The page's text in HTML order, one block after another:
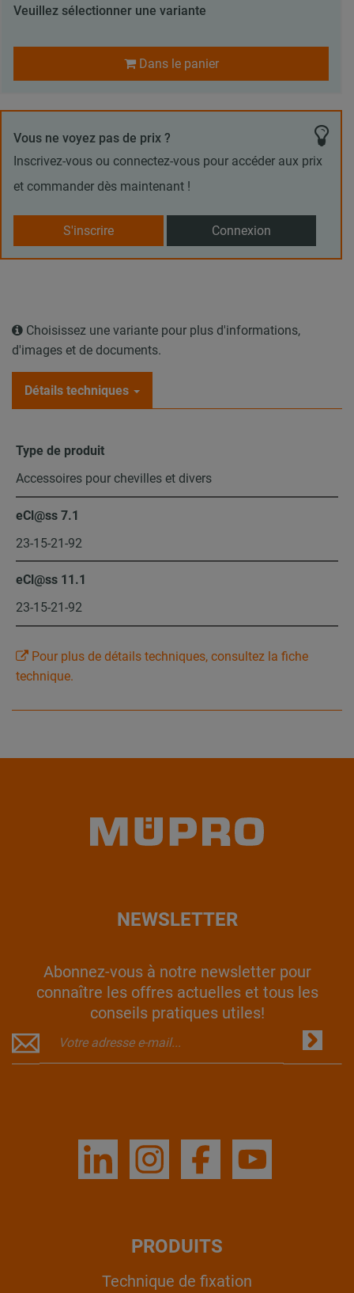
Veuillez sélectionner une variante
Dans le panier
Vous ne voyez pas de prix ?
Inscrivez-vous ou connectez-vous pour accéder aux prix
et commander dès maintenant !
S'inscrire Connexion
Choisissez une variante pour plus d'informations,
d'images et de documents.
Détails techniques
Type de produit
Accessoires pour chevilles et divers
eCl@ss 7.1
23-15-21-92
eCl@ss 11.1
23-15-21-92
Pour plus de détails techniques, consultez la fiche
technique.
NEWSLETTER
Abonnez-vous à notre newsletter pour
connaître les offres actuelles et tous les
conseils pratiques utiles!
PRODUITS
Technique de fixation